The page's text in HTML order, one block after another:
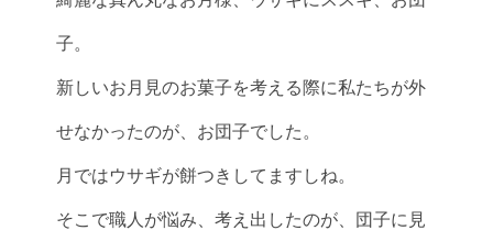
子。
新しいお月見のお菓子を考える際に私たちが外
せなかったのが、お団子でした。
月ではウサギが餅つきしてますしね。
そこで職人が悩み、考え出したのが、団子に見